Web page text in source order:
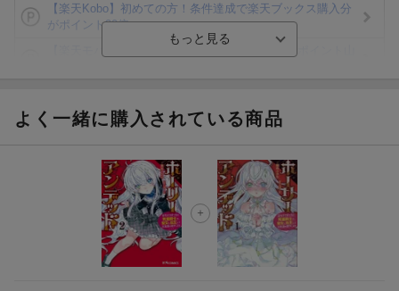
【楽天Kobo】初めての方！条件達成で楽天ブックス購入分
がポイント20倍
ト山分け
エントリー＆3,000円以上購入で無料データSIM（3GB/月プ
ラン）が当たる！
楽天モバイル紹介キャンペーンの拡散で300円OFFクーポン
よく一緒に購入されている商品